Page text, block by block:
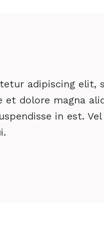
adipiscing elit,
dolore magna
in est. Vel